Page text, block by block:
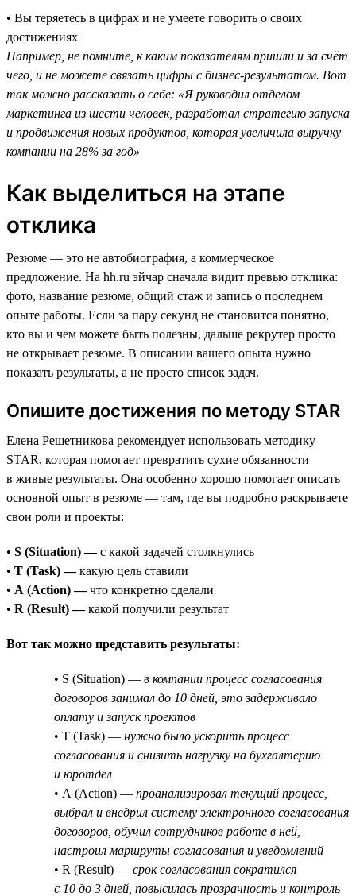
• Вы теряетесь в цифрах и не умеете говорить о своих
достижениях
Например, не помните, к каким показателям пришли и за счёт
чего, и не можете связать цифры с бизнес-результатом. Вот
так можно рассказать о себе: «Я руководил отделом
маркетинга из шести человек, разработал стратегию запуска
и продвижения новых продуктов, которая увеличила выручку
компании на 28% за год»
Как выделиться на этапе
отклика
Резюме — это не автобиография, а коммерческое
предложение. На hh.ru эйчар сначала видит превью отклика:
фото, название резюме, общий стаж и запись о последнем
опыте работы. Если за пару секунд не становится понятно,
кто вы и чем можете быть полезны, дальше рекрутер просто
не открывает резюме. В описании вашего опыта нужно
показать результаты, а не просто список задач.
Опишите достижения по методу STAR
Елена Решетникова рекомендует использовать методику
STAR, которая помогает превратить сухие обязанности
в живые результаты. Она особенно хорошо помогает описать
основной опыт в резюме — там, где вы подробно раскрываете
свои роли и проекты:
• S (Situation) —с какой задачей столкнулись
• T (Task) —какую цель ставили
• A (Action) —что конкретно сделали
• R (Result) —какой получили результат
Вот так можно представить результаты:
• S (Situation) — в компании процесс согласования
договоров занимал до 10 дней, это задерживало
оплату и запуск проектов
• T (Task) — нужно было ускорить процесс
согласования и снизить нагрузку на бухгалтерию
и юротдел
• A (Action) — проанализировал текущий процесс,
выбрал и внедрил систему электронного согласования
договоров, обучил сотрудников работе в ней,
настроил маршруты согласования и уведомлений
• R (Result) — срок согласования сократился
с 10 до 3 дней, повысилась прозрачность и контроль